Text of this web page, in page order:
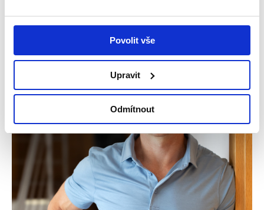
Povolit vše
Upravit
Odmítnout
Podcast